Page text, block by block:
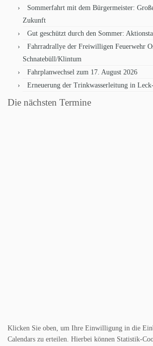
Sommerfahrt mit dem Bürgermeister:
Zukunft
Gut geschützt durch den Sommer:
Fahrradrallye der Freiwilligen Feuerwehr
Schnatebüll/Klintum
Fahrplanwechsel zum 17. August 2026
Erneuerung der Trinkwasserleitung in
Die nächsten Termine
Klicken Sie oben, um Ihre Einwilligung in die
Calendars zu erteilen. Hierbei können Statistik-